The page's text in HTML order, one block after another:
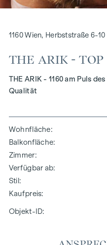
1160 Wien, Herbststraße 6-
THE ARIK - TOP
THE ARIK - 1160 am Puls
Qualität
Wohnfläche
Balkonfläche
Zimmer
Verfügbar ab
Stil
Kaufpreis
Objekt-ID: